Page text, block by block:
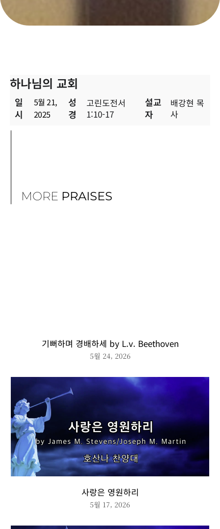
하나님의 교회
일
시
5월 21,
2025
성
경
고린도전서
1:10-17
설교
자
배강현 목
사
MORE PRAISES
기뻐하며 경배하세 by L.v. Beethoven
5월 24, 2026
사랑은 영원하리
5월 17, 2026